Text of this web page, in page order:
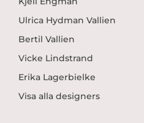
Ulrica Hydman Vallien
Bertil Vallien
Vicke Lindstrand
Erika Lagerbielke
Visa alla designers